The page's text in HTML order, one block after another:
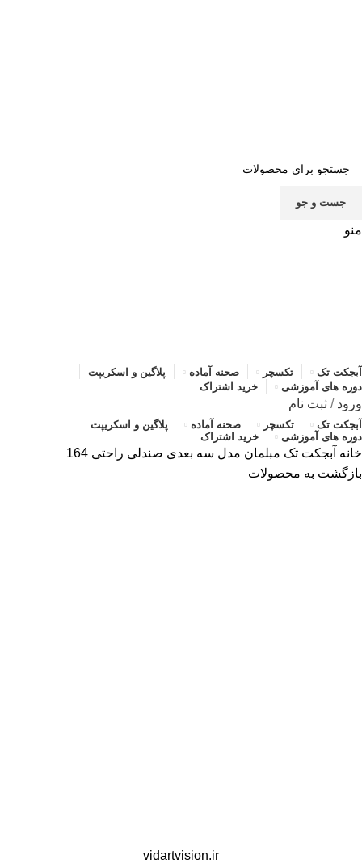
جست و جو
منو
آبجکت تک تکسچر صحنه آماده
پلاگین و اسکریپت
دوره های آموزشی
خرید اشتراک
ورود / ثبت نام
آبجکت تک تکسچر صحنه آماده
پلاگین و اسکریپت
دوره های آموزشی
خرید اشتراک
خانه آبجکت تک مبلمان مدل سه بعدی صندلی راحتی 164
بازگشت به محصولات
vidartvision.ir